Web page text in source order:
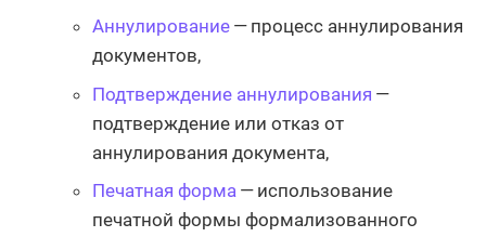
Аннулирование — процесс аннулирования
документов,
Подтверждение аннулирования —
подтверждение или отказ от
аннулирования документа,
Печатная форма — использование
печатной формы формализованного